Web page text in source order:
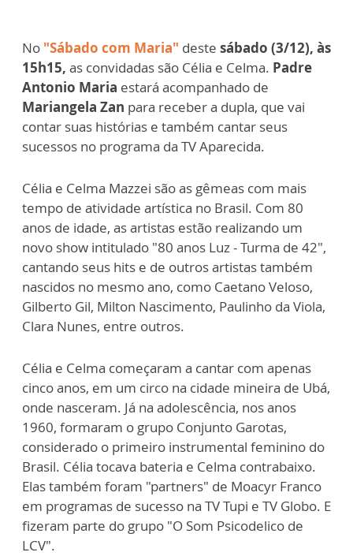
No "Sábado com Maria" deste sábado (3/12), às
15h15, as convidadas são Célia e Celma. Padre
Antonio Maria estará acompanhado de
Mariangela Zan para receber a dupla, que vai
contar suas histórias e também cantar seus
sucessos no programa da TV Aparecida.
Célia e Celma Mazzei são as gêmeas com mais
tempo de atividade artística no Brasil. Com 80
anos de idade, as artistas estão realizando um
novo show intitulado "80 anos Luz - Turma de 42",
cantando seus hits e de outros artistas também
nascidos no mesmo ano, como Caetano Veloso,
Gilberto Gil, Milton Nascimento, Paulinho da Viola,
Clara Nunes, entre outros.
Célia e Celma começaram a cantar com apenas
cinco anos, em um circo na cidade mineira de Ubá,
onde nasceram. Já na adolescência, nos anos
1960, formaram o grupo Conjunto Garotas,
considerado o primeiro instrumental feminino do
Brasil. Célia tocava bateria e Celma contrabaixo.
Elas também foram "partners" de Moacyr Franco
em programas de sucesso na TV Tupi e TV Globo. E
fizeram parte do grupo "O Som Psicodelico de
LCV".